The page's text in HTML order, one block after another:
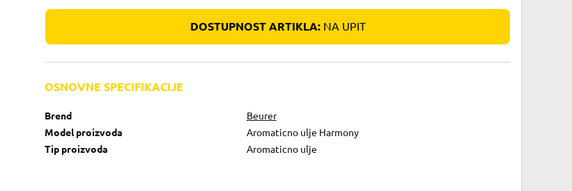
DOSTUPNOST ARTIKLA:NA UPIT
OSNOVNE SPECIFIKACIJE
Brend
Beurer
Model proizvoda
Aromaticno ulje Harmony
Tip proizvoda
Aromaticno ulje